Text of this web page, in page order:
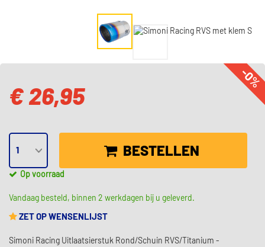
-0%
€ 26,95
BESTELLEN
Op voorraad
Vandaag besteld, binnen 2 werkdagen bij u geleverd.
ZET OP WENSENLIJST
Simoni Racing Uitlaatsierstuk Rond/Schuin RVS/Titanium -